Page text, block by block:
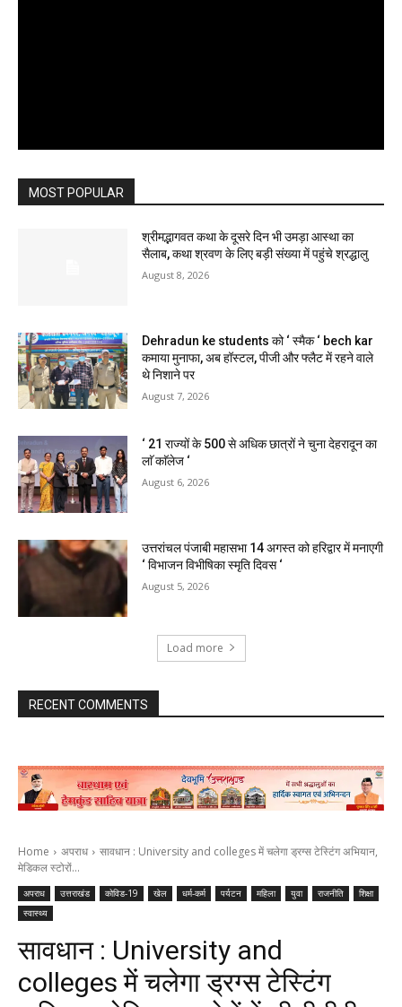
MOST POPULAR
श्रीमद्भागवत कथा के दूसरे दिन भी उमड़ा आस्था का
सैलाब, कथा श्रवण के लिए बड़ी संख्या में पहुंचे श्रद्धालु
August 8, 2026
Dehradun ke students को ‘ स्मैक ‘ bech kar
कमाया मुनाफा, अब हॉस्टल, पीजी और फ्लैट में रहने वाले
थे निशाने पर
August 7, 2026
‘ 21 राज्यों के 500 से अधिक छात्रों ने चुना देहरादून का
लाॅ काॅलेज ‘
August 6, 2026
उत्तरांचल पंजाबी महासभा 14 अगस्त को हरिद्वार में मनाएगी
‘ विभाजन विभीषिका स्मृति दिवस ‘
August 5, 2026
Load more
RECENT COMMENTS